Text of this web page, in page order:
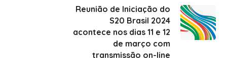
Reunião de Iniciação do
S20 Brasil 2024
acontece nos dias 11 e 12
de março com
transmissão on-line